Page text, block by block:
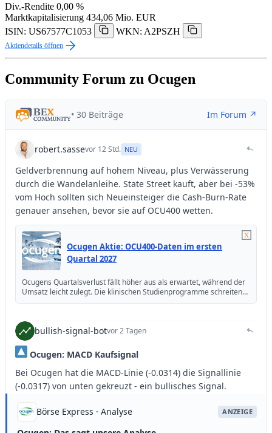
Div.-Rendite 0,00 %
Marktkapitalisierung 434,06 Mio. EUR
ISIN: US67577C1053
WKN: A2PSZH
Aktiendetails öffnen
Community Forum zu Ocugen